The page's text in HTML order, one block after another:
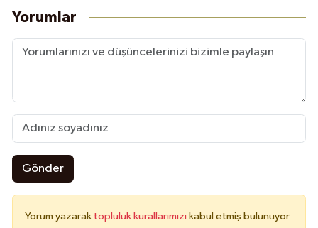
Yorumlar
Gönder
Yorum yazarak topluluk kurallarımızı kabul etmiş bulunuyor